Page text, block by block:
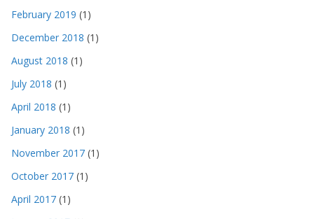
February 2019 (1)
December 2018 (1)
August 2018 (1)
July 2018 (1)
April 2018 (1)
January 2018 (1)
November 2017 (1)
October 2017 (1)
April 2017 (1)